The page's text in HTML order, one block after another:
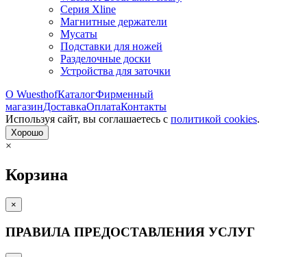
Серия Xline
Магнитные держатели
Мусаты
Подставки для ножей
Разделочные доски
Устройства для заточки
О WuesthofКаталогФирменный
магазинДоставкаОплатаКонтакты
Используя сайт, вы согла­шаетесь с политикой cookies.
Хорошо
×
Корзина
×
ПРАВИЛА ПРЕДОСТАВЛЕНИЯ УСЛУГ